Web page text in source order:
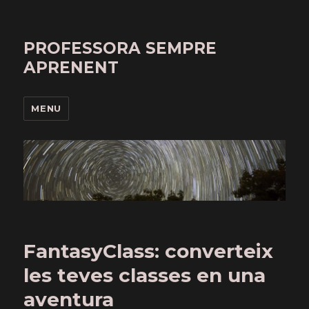
PROFESSORA SEMPRE
APRENENT
MENU
FantasyClass: converteix
les teves classes en una
aventura